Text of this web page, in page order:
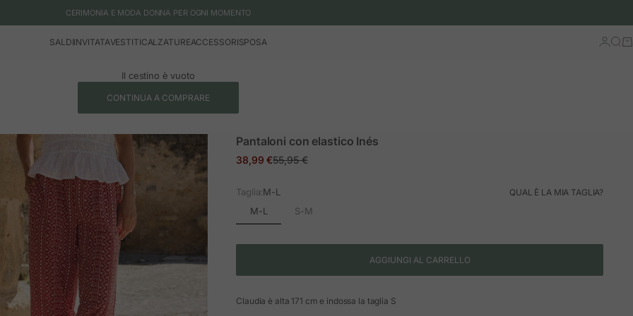
CERIMONIA E MODA DONNA PER OGNI MOMENTO
SALDIINVITATAVESTITICALZATUREACCESSORISPOSA Accedi
Il cestino è vuoto
CONTINUA A COMPRARE
Pantaloni con elastico Inés
Prezzo in offerta
38,99 €Prezzo normale
55,95 €
Taglia:M-L QUAL È LA MIA TAGLIA?
M-L S-M
AGGIUNGI AL CARRELLO
Claudia è alta 171 cm e indossa la taglia S